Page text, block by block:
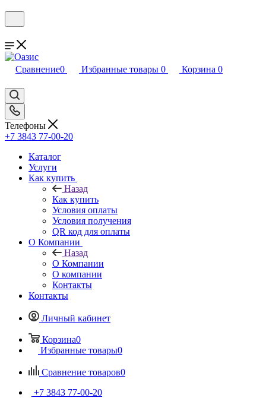
Сравнение0 Избранные товары 0 Корзина 0
Телефоны
+7 3843 77-00-20
Каталог
Услуги
Как купить
Назад
Как купить
Условия оплаты
Условия получения
QR код для оплаты
О Компании
Назад
О Компании
О компании
Контакты
Контакты
Личный кабинет
Корзина0
Избранные товары0
Сравнение товаров0
+7 3843 77-00-20